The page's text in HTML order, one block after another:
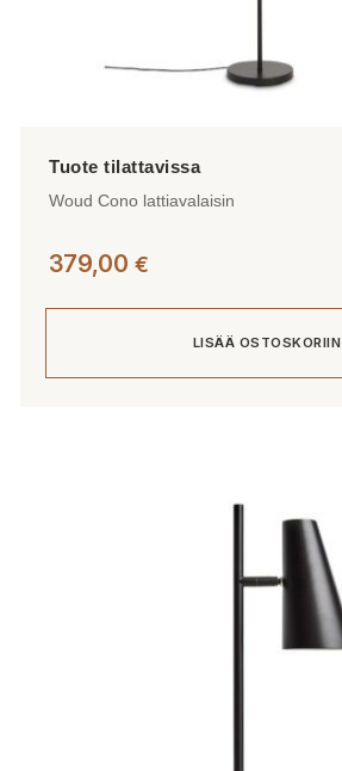
Woud Cono lattiavalaisin
379,00 €
LISÄÄ OSTOSKORIIN